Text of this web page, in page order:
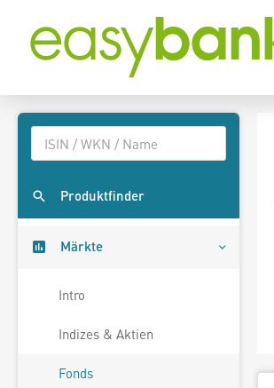
Produktfinder
Märkte
Intro
Indizes & Aktien
Fonds